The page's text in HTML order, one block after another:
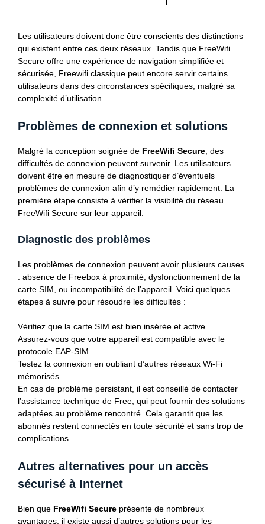
Les utilisateurs doivent donc être conscients des distinctions
qui existent entre ces deux réseaux. Tandis que FreeWifi
Secure offre une expérience de navigation simplifiée et
sécurisée, Freewifi classique peut encore servir certains
utilisateurs dans des circonstances spécifiques, malgré sa
complexité d’utilisation.
Problèmes de connexion et solutions
Malgré la conception soignée de FreeWifi Secure , des
difficultés de connexion peuvent survenir. Les utilisateurs
doivent être en mesure de diagnostiquer d’éventuels
problèmes de connexion afin d’y remédier rapidement. La
première étape consiste à vérifier la visibilité du réseau
FreeWifi Secure sur leur appareil.
Diagnostic des problèmes
Les problèmes de connexion peuvent avoir plusieurs causes
: absence de Freebox à proximité, dysfonctionnement de la
carte SIM, ou incompatibilité de l’appareil. Voici quelques
étapes à suivre pour résoudre les difficultés :
Vérifiez que la carte SIM est bien insérée et active.
Assurez-vous que votre appareil est compatible avec le
protocole EAP-SIM.
Testez la connexion en oubliant d’autres réseaux Wi-Fi
mémorisés.
En cas de problème persistant, il est conseillé de contacter
l’assistance technique de Free, qui peut fournir des solutions
adaptées au problème rencontré. Cela garantit que les
abonnés restent connectés en toute sécurité et sans trop de
complications.
Autres alternatives pour un accès
sécurisé à Internet
Bien que FreeWifi Secure présente de nombreux
avantages, il existe aussi d’autres solutions pour les